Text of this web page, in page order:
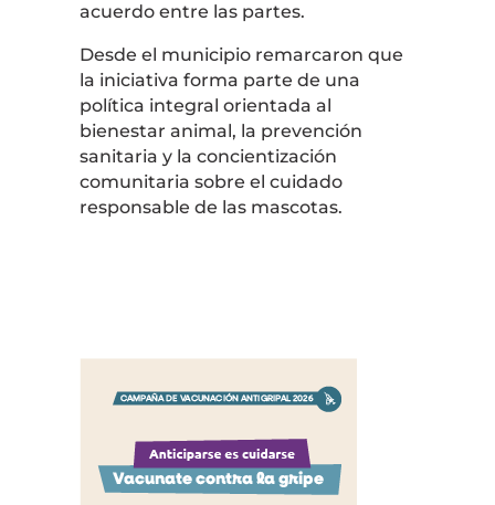
acuerdo entre las partes.
Desde el municipio remarcaron que
la iniciativa forma parte de una
política integral orientada al
bienestar animal, la prevención
sanitaria y la concientización
comunitaria sobre el cuidado
responsable de las mascotas.